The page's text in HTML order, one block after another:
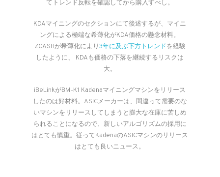
てトレンド反転を確認してから購入すべし。
KDAマイニングのセクションにて後述するが、マイニ
ングによる極端な希薄化がKDA価格の懸念材料。
ZCASHが希薄化により3年に及ぶ下方トレンドを経験
したように、 KDAも価格の下落を継続するリスクは
大。
iBeLinkがBM-K1 Kadenaマイニングマシンをリリース
したのは好材料。ASICメーカーは、間違って需要のな
いマシンをリリースしてしまうと膨大な在庫に苦しめ
られることになるので、新しいアルゴリズムの採用に
はとても慎重。従ってKadenaのASICマシンのリリース
はとても良いニュース。